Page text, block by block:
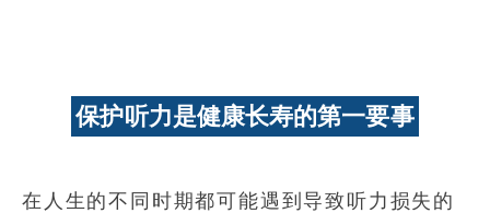
保护听力是健康长寿的第一要事
在人生的不同时期都可能遇到导致听力损失的